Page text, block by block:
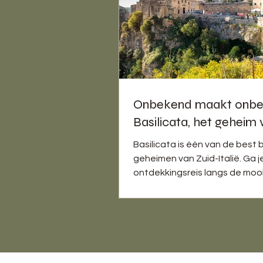
Onbekend maakt
Basilicata, het geheim
Zuid-Italië
Basilicata is één van de best
geheimen van Zuid-Italië. Ga
ontdekkingsreis langs de